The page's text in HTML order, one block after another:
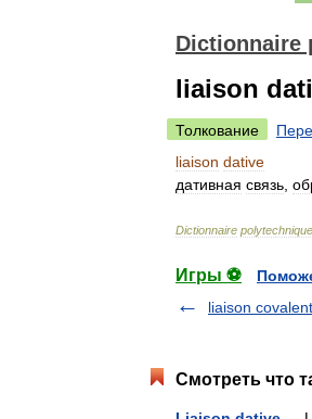
Dictionnaire
liaison
Толкование
liaison dative
дативная связь
Dictionnaire polytechnique
Игры ⚽
liaison
Смотреть что